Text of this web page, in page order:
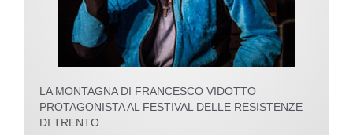
LA MONTAGNA DI FRANCESCO VIDOTTO
PROTAGONISTA AL FESTIVAL DELLE RESISTENZE
DI TRENTO